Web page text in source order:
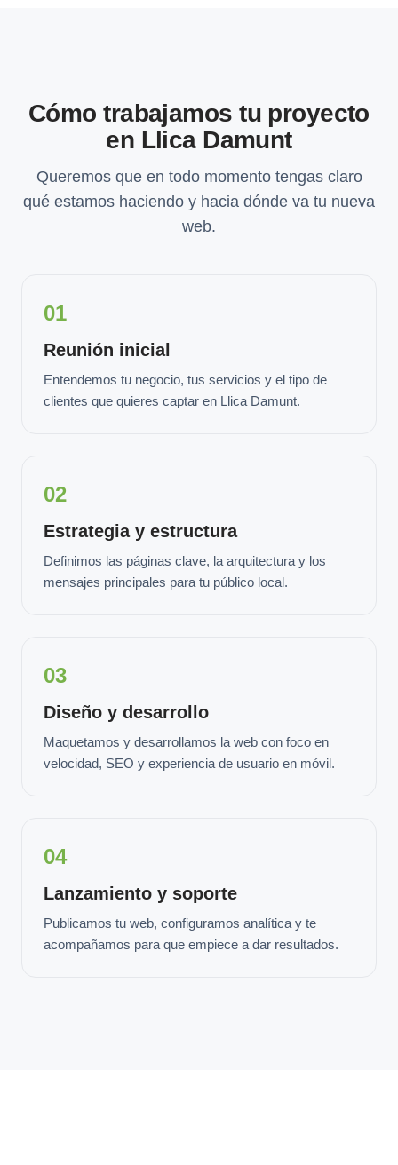
Cómo trabajamos tu proyecto
en Llica Damunt
Queremos que en todo momento tengas claro
qué estamos haciendo y hacia dónde va tu nueva
web.
01
Reunión inicial
Entendemos tu negocio, tus servicios y el tipo de
clientes que quieres captar en Llica Damunt.
02
Estrategia y estructura
Definimos las páginas clave, la arquitectura y los
mensajes principales para tu público local.
03
Diseño y desarrollo
Maquetamos y desarrollamos la web con foco en
velocidad, SEO y experiencia de usuario en móvil.
04
Lanzamiento y soporte
Publicamos tu web, configuramos analítica y te
acompañamos para que empiece a dar resultados.